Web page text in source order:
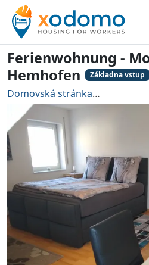
Ferienwohnung -
Hemhofen
Základna vstup
Domovská stránka